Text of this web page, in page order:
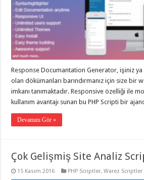
Response Documantation Generator, işiniz
olan dökümanları barındırmanız için size bir
imkanı tanımaktadır. Responsive özelliği ile
kullanım avantajı sunan bu PHP Scripti bir
Devamını Gör »
Çok Gelişmiş Site Analiz
15 Kasım 2016 PHP Scriptler,Warez Scriptler